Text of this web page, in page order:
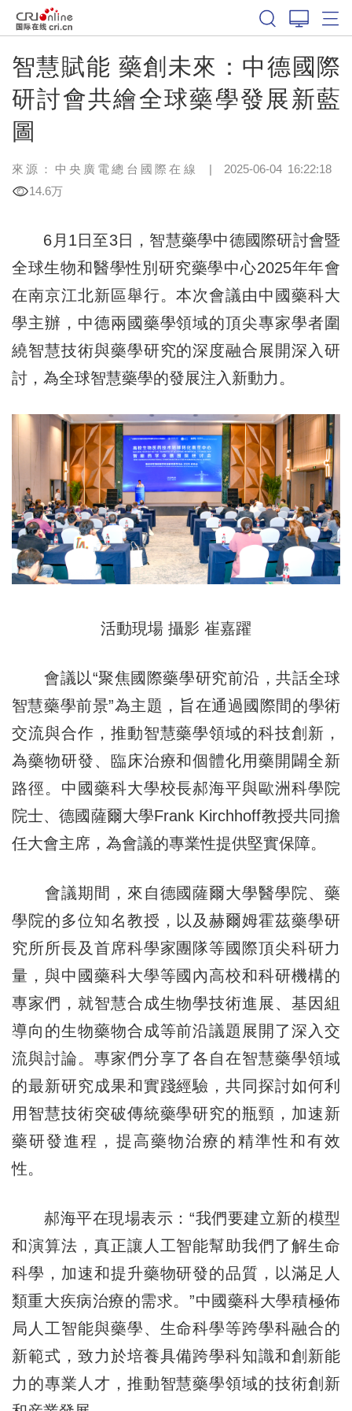
智慧賦能 藥創未來：中德國際
研討會共繪全球藥學發展新藍
圖
來源：中央廣電總台國際在線 | 2025-06-04 16:22:18
14.6万
6月1日至3日，智慧藥學中德國際研討會暨
全球生物和醫學性別研究藥學中心2025年年會
在南京江北新區舉行。本次會議由中國藥科大
學主辦，中德兩國藥學領域的頂尖專家學者圍
繞智慧技術與藥學研究的深度融合展開深入研
討，為全球智慧藥學的發展注入新動力。
活動現場 攝影 崔嘉躍
會議以“聚焦國際藥學研究前沿，共話全球
智慧藥學前景”為主題，旨在通過國際間的學術
交流與合作，推動智慧藥學領域的科技創新，
為藥物研發、臨床治療和個體化用藥開闢全新
路徑。中國藥科大學校長郝海平與歐洲科學院
院士、德國薩爾大學Frank Kirchhoff教授共同擔
任大會主席，為會議的專業性提供堅實保障。
會議期間，來自德國薩爾大學醫學院、藥
學院的多位知名教授，以及赫爾姆霍茲藥學研
究所所長及首席科學家團隊等國際頂尖科研力
量，與中國藥科大學等國內高校和科研機構的
專家們，就智慧合成生物學技術進展、基因組
導向的生物藥物合成等前沿議題展開了深入交
流與討論。專家們分享了各自在智慧藥學領域
的最新研究成果和實踐經驗，共同探討如何利
用智慧技術突破傳統藥學研究的瓶頸，加速新
藥研發進程，提高藥物治療的精準性和有效
性。
郝海平在現場表示：“我們要建立新的模型
和演算法，真正讓人工智能幫助我們了解生命
科學，加速和提升藥物研發的品質，以滿足人
類重大疾病治療的需求。”中國藥科大學積極佈
局人工智能與藥學、生命科學等跨學科融合的
新範式，致力於培養具備跨學科知識和創新能
力的專業人才，推動智慧藥學領域的技術創新